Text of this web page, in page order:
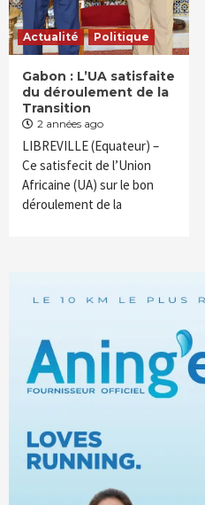
Actualité Politique
Gabon : L’UA satisfaite
du déroulement de la
Transition
2 années ago
LIBREVILLE (Equateur) –
Ce satisfecit de l’Union
Africaine (UA) sur le bon
déroulement de la